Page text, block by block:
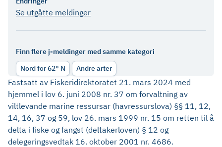
Se utgåtte meldinger
Finn flere j-meldinger med samme kategori
Nord for 62° N
Andre arter
Fastsatt av Fiskeridirektoratet 21. mars 2024 med
hjemmel i lov 6. juni 2008 nr. 37 om forvaltning av
viltlevande marine ressursar (havressurslova) §§ 11, 12,
14, 16, 37 og 59, lov 26. mars 1999 nr. 15 om retten til å
delta i fiske og fangst (deltakerloven) § 12 og
delegeringsvedtak 16. oktober 2001 nr. 4686.